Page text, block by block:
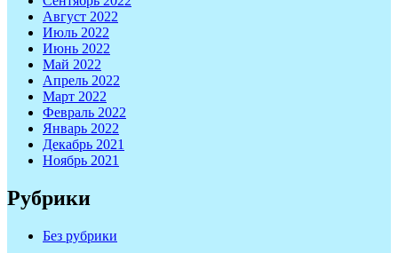
Август 2022
Июль 2022
Июнь 2022
Май 2022
Апрель 2022
Март 2022
Февраль 2022
Январь 2022
Декабрь 2021
Ноябрь 2021
Рубрики
Без рубрики